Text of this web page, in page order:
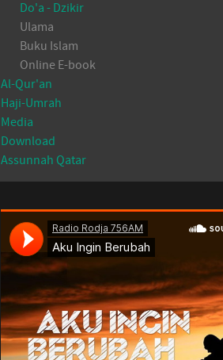
Do'a - Dzikir
Ulama
Buku Islam
Online E-book
Al-Qur'an
Haji-Umrah
Media
Download
Assunnah Qatar